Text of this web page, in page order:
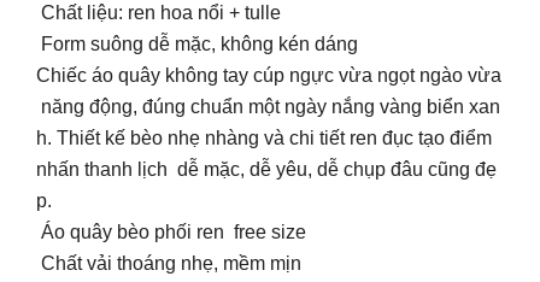
Chất liệu: ren hoa nổi + tulle
Form suông dễ mặc, không kén dáng
Chiếc áo quây không tay cúp ngực vừa ngọt ngào vừa
năng động, đúng chuẩn một ngày nắng vàng biển xan
h. Thiết kế bèo nhẹ nhàng và chi tiết ren đục tạo điểm
nhấn thanh lịch dễ mặc, dễ yêu, dễ chụp đâu cũng đẹ
p.
Áo quây bèo phối ren free size
Chất vải thoáng nhẹ, mềm mịn